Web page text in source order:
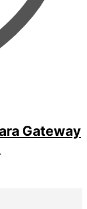
Gateway